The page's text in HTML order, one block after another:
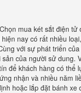
mua két sắt điện tử
nay có rất nhiều
với sự phát triển
của người sử dung.
để khách hàng có thể
nhận và nhiều năm
hoặc lắp đặt bánh xe